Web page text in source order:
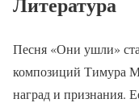
Песня «Они ушли»
композиций Тимура
наград и признания.